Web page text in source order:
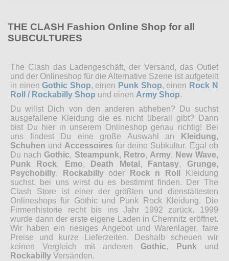
THE CLASH Fashion Online Shop for all
SUBCULTURES
The Clash das Ladengeschäft, der Versand, das Outlet
und der Onlineshop für die Alternative Szene ist aufgeteilt
in einenGothic Shop, einen Punk Shop, einen Rock N
Roll / Rockabilly Shop und einen Army Shop.
Du willst Dich von den anderen abheben? Du suchst
ausgefallene Kleidung die es nicht überall gibt? Dann
bist Du hier in unserem Onlineshop genau richtig! Bei
uns findest Du eine große Auswahl an
Kleidung,
Schuhen undAccessoires für deine Subkultur. Egal ob
Du nach Gothic, Steampunk, Retro,Army, New Wave,
Punk Rock, Emo, Death Metal , Fantasy, Grunge,
Psychobilly, Rockabillyoder Rock n Roll
Kleidung
suchst, bei uns wirst du es bestimmt finden. Der The
Clash Store ist einer der größten und dienstältesten
Onlineshops für Gothic und Punk Rock Kleidung. Die
Firmenhistorie recht bis ins Jahr 1992 zurück. 1999
wurde dann der erste eigene Laden in Chemnitz eröffnet.
Wir haben ein riesiges Angebot und Warenlager, faire
Preise und kurze Lieferzeiten. Deshalb scheuen wir
keinen Vergleich mit anderen Gothic, Punkund
Rockabilly Versänden.